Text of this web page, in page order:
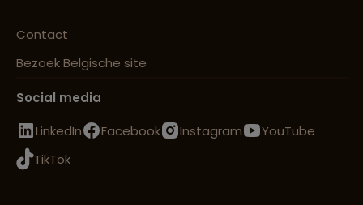
Contact
Bezoek Belgische site
Social media
LinkedIn
Facebook Instagram
YouTube
TikTok